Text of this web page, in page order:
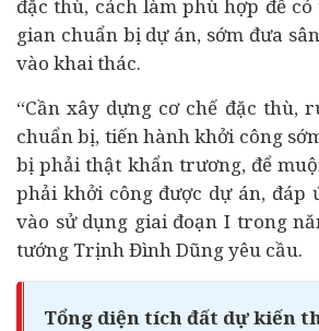
đặc thù, cách làm phù hợp để
gian chuẩn bị dự án, sớm đưa
vào khai thác.
“Cần xây dựng cơ chế đặc thù,
chuẩn bị, tiến hành khởi công
bị phải thật khẩn trương, để
phải khởi công được dự án, đáp
vào sử dụng giai đoạn I trong
tướng Trịnh Đình Dũng yêu cầu.
Tổng diện tích đất dự kiến